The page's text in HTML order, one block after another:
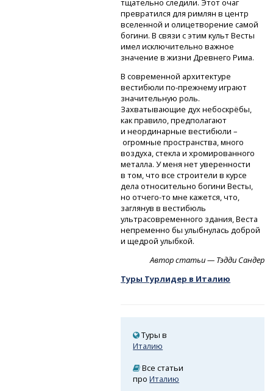
тщательно следили. Этот очаг
превратился для римлян в центр
вселенной и олицетворение самой
богини. В связи с этим культ Весты
имел исключительно важное
значение в жизни Древнего Рима.
В современной архитектуре
вестибюлипо-прежнемуиграют
значительную роль.
Захватывающие дух небоскрёбы,
как правило, предполагают
и неординарные вестибюли –
огромные пространства, много
воздуха, стекла и хромированного
металла. У меня нет уверенности
в том, что все строители в курсе
дела относительно богини Весты,
но отчего-то мне кажется, что,
заглянув в вестибюль
ультрасовременного здания, Веста
непременно бы улыбнулась доброй
и щедрой улыбкой.
Автор статьи — Тэдди Сандер
Туры Турлидер в Италию
Туры в
Италию
Все статьи
проИталию